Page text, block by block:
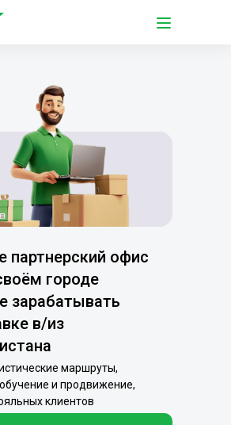
маршруты,
и продвижение,
клиентов
партнерский офис
городе
зарабатывать
в/из